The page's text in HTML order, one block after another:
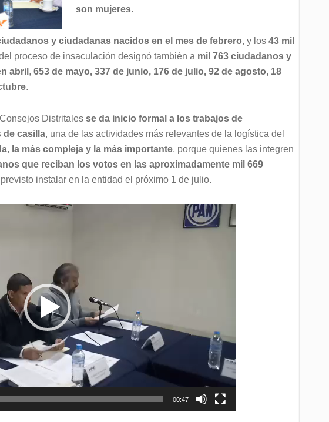
son mujeres.
y ciudadanas nacidos en el mes de febrero, y los 43 mil
proceso de insaculación designó también a mil 763 ciudadanos y
abril , 653 de mayo, 337 de junio, 176 de julio, 92 de agosto, 18
.
Distritales se da inicio formal a los trabajos de
de casilla, una de las actividades más relevantes de la logística del
, la más compleja y la más importante, porque quienes las integren
que reciban los votos en las aproximadamente mil 669
instalar en la entidad el próximo 1 de julio.
00:47